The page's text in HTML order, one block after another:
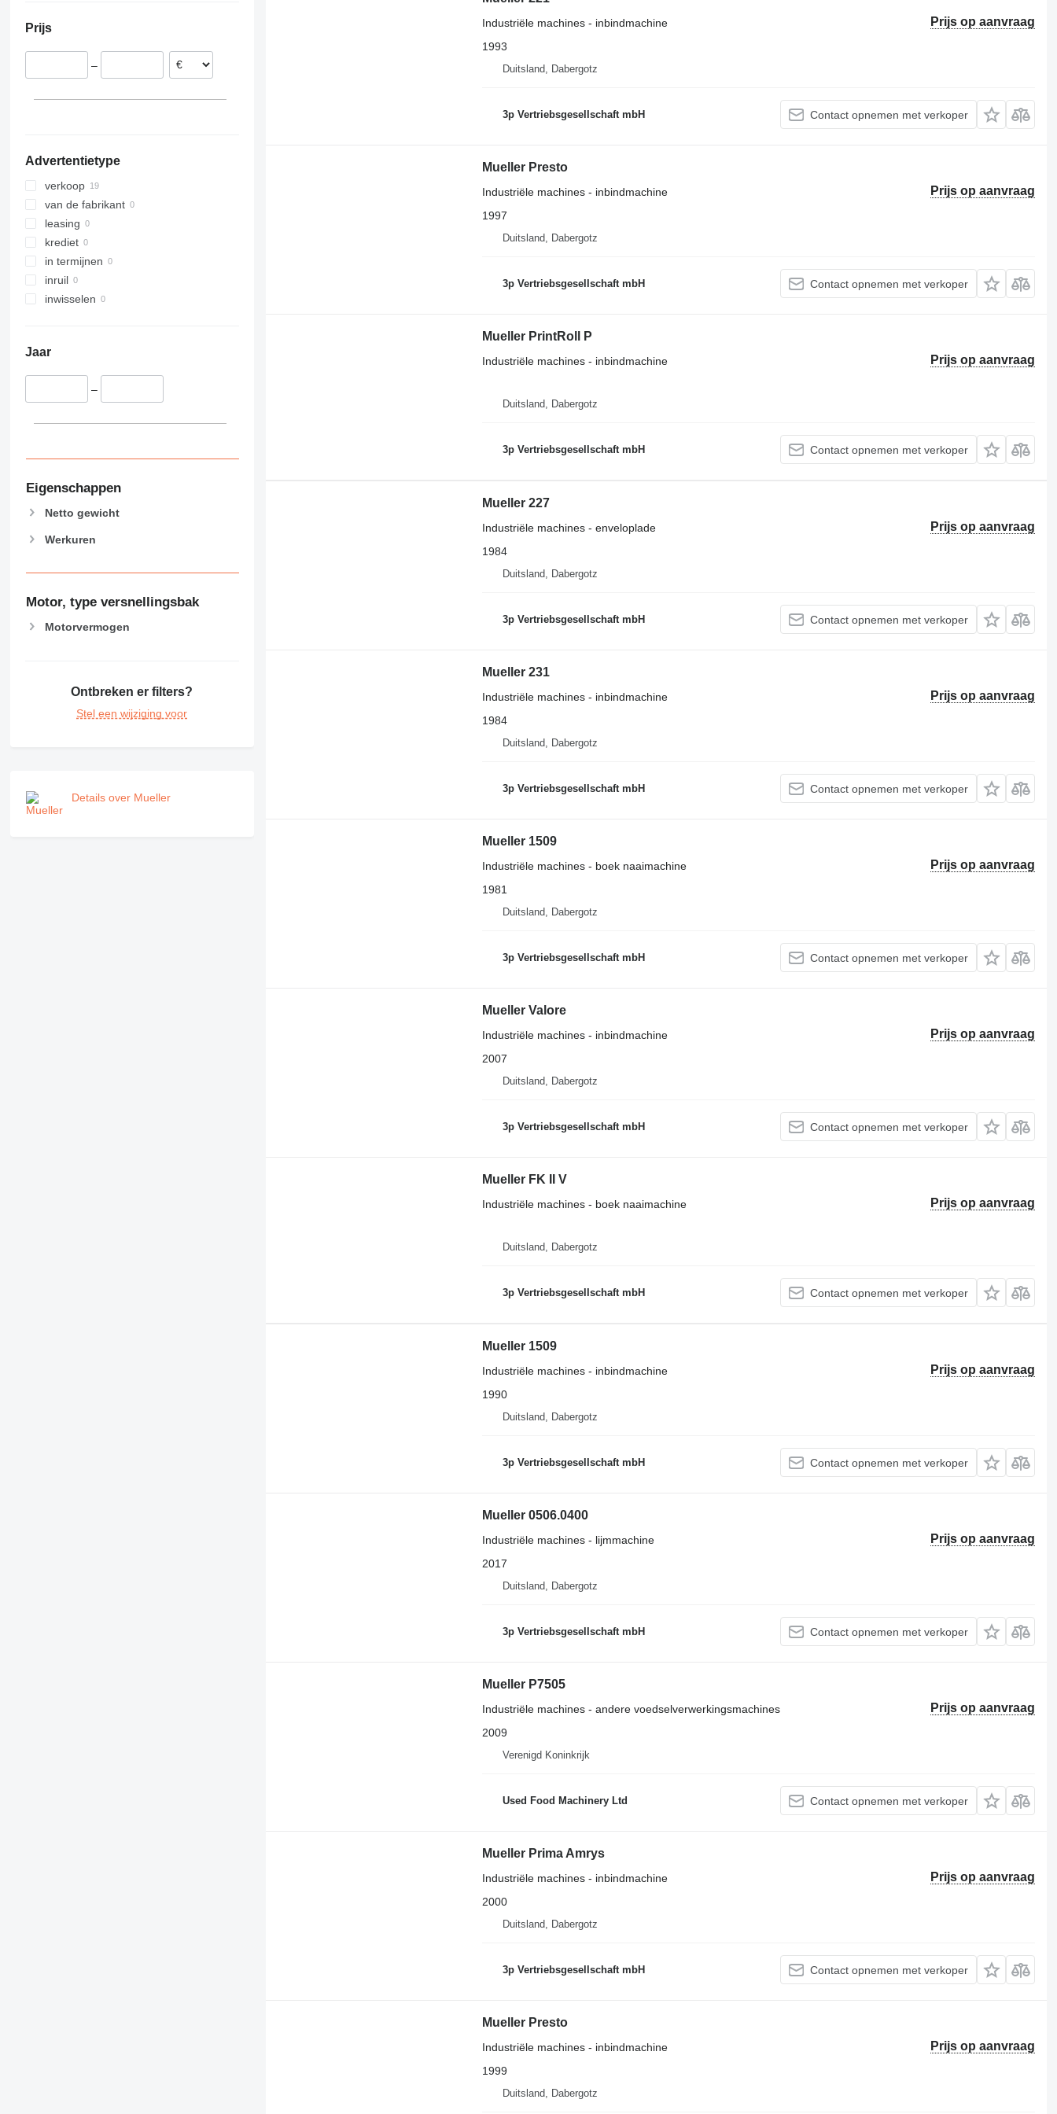
Verenigd Koninkrijk
Prijs
–
Advertentietype
verkoop
van de fabrikant
leasing
krediet
in termijnen
inruil
inwisselen
Jaar
–
Eigenschappen
Netto gewicht
Werkuren
Motor, type versnellingsbak
Motorvermogen
Ontbreken er filters?
Stel een wijziging voor
Details over Mueller
Prijs op aanvraag
Industriële machines - inbindmachine
1993
Duitsland, Dabergotz
3p Vertriebsgesellschaft mbH Contact opnemen met verkoper
Mueller Presto
Prijs op aanvraag
Industriële machines - inbindmachine
1997
Duitsland, Dabergotz
3p Vertriebsgesellschaft mbH Contact opnemen met verkoper
Mueller PrintRoll P
Prijs op aanvraag
Industriële machines - inbindmachine
Duitsland, Dabergotz
3p Vertriebsgesellschaft mbH Contact opnemen met verkoper
Mueller 227
Prijs op aanvraag
Industriële machines - enveloplade
1984
Duitsland, Dabergotz
3p Vertriebsgesellschaft mbH Contact opnemen met verkoper
Mueller 231
Prijs op aanvraag
Industriële machines - inbindmachine
1984
Duitsland, Dabergotz
3p Vertriebsgesellschaft mbH Contact opnemen met verkoper
Mueller 1509
Prijs op aanvraag
Industriële machines - boek naaimachine
1981
Duitsland, Dabergotz
3p Vertriebsgesellschaft mbH Contact opnemen met verkoper
Mueller Valore
Prijs op aanvraag
Industriële machines - inbindmachine
2007
Duitsland, Dabergotz
3p Vertriebsgesellschaft mbH Contact opnemen met verkoper
Mueller FK II V
Prijs op aanvraag
Industriële machines - boek naaimachine
Duitsland, Dabergotz
3p Vertriebsgesellschaft mbH Contact opnemen met verkoper
Mueller 1509
Prijs op aanvraag
Industriële machines - inbindmachine
1990
Duitsland, Dabergotz
3p Vertriebsgesellschaft mbH Contact opnemen met verkoper
Mueller 0506.0400
Prijs op aanvraag
Industriële machines - lijmmachine
2017
Duitsland, Dabergotz
3p Vertriebsgesellschaft mbH Contact opnemen met verkoper
Mueller P7505
Prijs op aanvraag
Industriële machines - andere voedselverwerkingsmachines
2009
Verenigd Koninkrijk
Used Food Machinery Ltd Contact opnemen met verkoper
Mueller Prima Amrys
Prijs op aanvraag
Industriële machines - inbindmachine
2000
Duitsland, Dabergotz
3p Vertriebsgesellschaft mbH Contact opnemen met verkoper
Mueller Presto
Prijs op aanvraag
Industriële machines - inbindmachine
1999
Duitsland, Dabergotz